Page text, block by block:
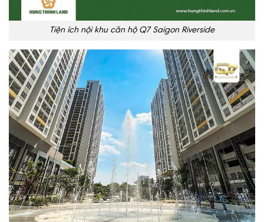
Tiện ích nội khu căn hộ Q7 Saigon Riverside